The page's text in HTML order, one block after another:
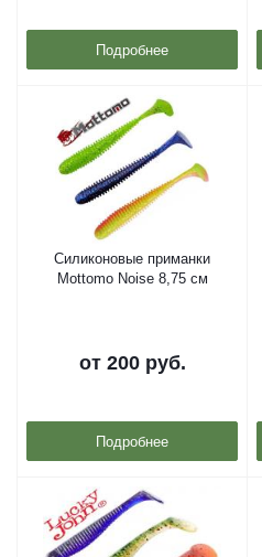
Подробнее
Силиконовые приманки
Mottomo Noise 8,75 см
от 200 руб.
Подробнее